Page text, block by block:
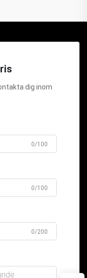
dig inom
0/100
0/100
0/200